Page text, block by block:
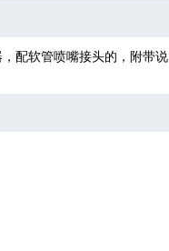
配软管喷嘴接头的，附带说